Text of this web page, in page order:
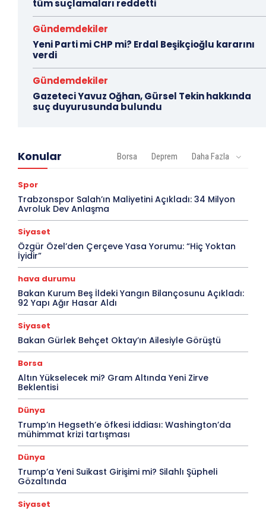
tüm suçlamaları reddetti
Gündemdekiler
Yeni Parti mi CHP mi? Erdal Beşikçioğlu kararını
verdi
Gündemdekiler
Gazeteci Yavuz Oğhan, Gürsel Tekin hakkında
suç duyurusunda bulundu
Konular Borsa Deprem Daha Fazla
Spor
Trabzonspor Salah’ın Maliyetini Açıkladı: 34 Milyon
Avroluk Dev Anlaşma
Siyaset
Özgür Özel’den Çerçeve Yasa Yorumu: “Hiç Yoktan
İyidir”
hava durumu
Bakan Kurum Beş İldeki Yangın Bilançosunu Açıkladı:
92 Yapı Ağır Hasar Aldı
Siyaset
Bakan Gürlek Behçet Oktay’ın Ailesiyle Görüştü
Borsa
Altın Yükselecek mi? Gram Altında Yeni Zirve
Beklentisi
Dünya
Trump’ın Hegseth’e öfkesi iddiası: Washington’da
mühimmat krizi tartışması
Dünya
Trump’a Yeni Suikast Girişimi mi? Silahlı Şüpheli
Gözaltında
Siyaset